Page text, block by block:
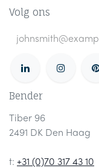
Volg ons
Bender
Tiber 96
2491 DK Den Haag
t: +31 (0)70 317 43 10